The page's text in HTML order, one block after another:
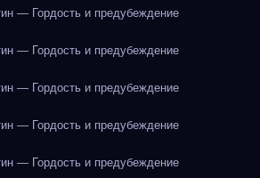
— Гордость и предубеждение
— Гордость и предубеждение
— Гордость и предубеждение
— Гордость и предубеждение
— Гордость и предубеждение